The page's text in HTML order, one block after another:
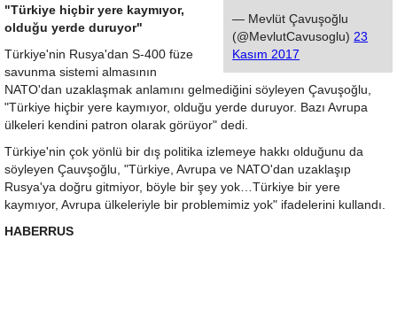
— Mevlüt Çavuşoğlu
(@MevlutCavusoglu)23
Kasım 2017
"Türkiye hiçbir yere kaymıyor,
olduğu yerde duruyor"
Türkiye'nin Rusya'dan S-400 füze
savunma sistemi almasının
NATO'dan uzaklaşmak anlamını gelmediğini söyleyen Çavuşoğlu,
"Türkiye hiçbir yere kaymıyor, olduğu yerde duruyor. Bazı Avrupa
ülkeleri kendini patron olarak görüyor" dedi.
Türkiye'nin çok yönlü bir dış politika izlemeye hakkı olduğunu da
söyleyen Çauvşoğlu, "Türkiye, Avrupa ve NATO'dan uzaklaşıp
Rusya'ya doğru gitmiyor, böyle bir şey yok…Türkiye bir yere
kaymıyor, Avrupa ülkeleriyle bir problemimiz yok" ifadelerini kullandı.
HABERRUS